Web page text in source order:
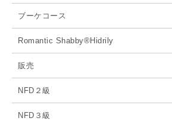
ブーケコース
Romantic Shabby®Hidrily
販売
NFD２級
NFD３級